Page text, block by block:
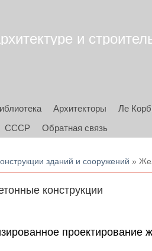
и
Архитекторы Ле
СССР Обратная связь
зданий и сооружений »
конструкции
проектирование